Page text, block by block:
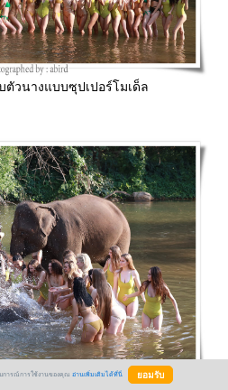
ตัวนางแบบซุปเปอร์โมเด็ล
การณ์การใช้งานของคุณ อ่านเพิ่มเติมได้ที่นี่